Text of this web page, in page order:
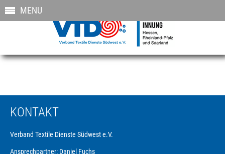
MENU
KONTAKT
Verband Textile Dienste Südwest e.V.
Ansprechpartner: Daniel Fuchs